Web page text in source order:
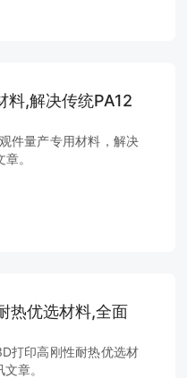
料,解决传统PA12
件量产专用材料，解决
。
热优选材料,全面
打印高刚性耐热优选材
章。